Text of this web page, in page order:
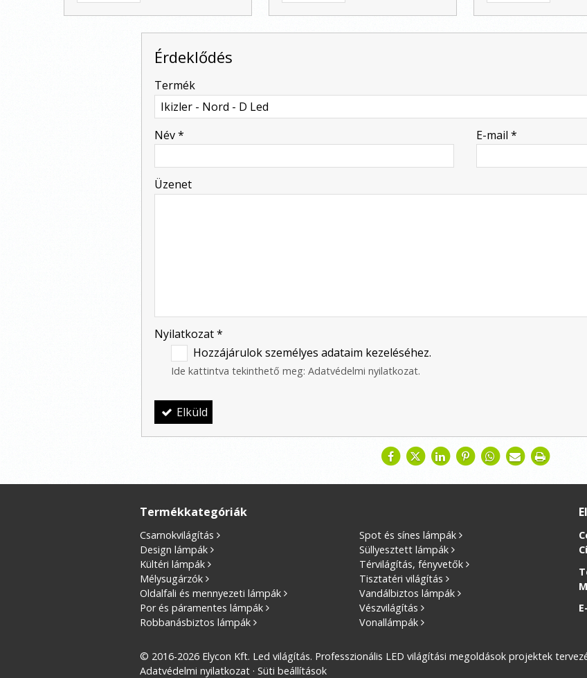
Érdeklődés
-
Termék
Név* E-mail *
Üzenet
Nyilatkozat*
Hozzájárulok személyes adataim kezeléséhez.
Ide kattintva tekinthető meg: Adatvédelmi nyilatkozat.
Elküld
Termékkategóriák
Csarnokvilágítás
Design lámpák
Kültéri lámpák
Mélysugárzók
Oldalfali és mennyezeti lámpák
Por és páramentes lámpák
Robbanásbiztos lámpák
Spot és sínes lámpák
Süllyesztett lámpák
Térvilágítás, fényvetők
Tisztatéri világítás
Vandálbiztos lámpák
Vészvilágítás
Vonallámpák
© 2016-2026 Elycon Kft. Led világítás. Professzionális LED világítási megoldások projektek
Adatvédelmi nyilatkozat Süti beállítások